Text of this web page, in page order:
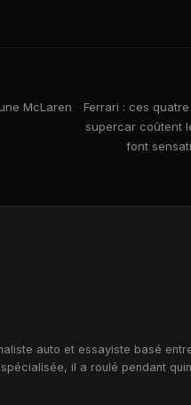
McLaren
Ferrari : ces
supercar coûtent
font
auto et essayiste basé
il a roulé pendant